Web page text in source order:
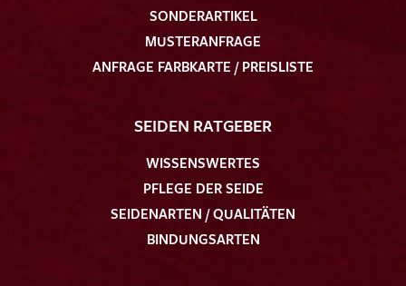
SONDERARTIKEL
MUSTERANFRAGE
ANFRAGE FARBKARTE / PREISLISTE
SEIDEN RATGEBER
WISSENSWERTES
PFLEGE DER SEIDE
SEIDENARTEN / QUALITÄTEN
BINDUNGSARTEN